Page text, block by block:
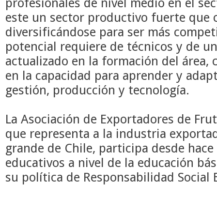
este un sector productivo fuerte que
diversificándose para ser más
potencial requiere de técnicos y de
actualizado en la formación del
en la capacidad para aprender y
gestión, producción y tecnología.
La Asociación de Exportadores de
que representa a la industria
grande de Chile, participa desde
educativos a nivel de la educación
su política de Responsabilidad Social